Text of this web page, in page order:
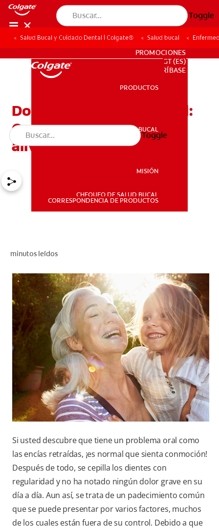
Toggle
SALUD BUCAL
PARA PROFESIONALES
PROMOCIONES
GT (ES)
SUSCRÍBASE
PARA PROFESIONALES
PROMOCIONES
GT (ES)
SUSCRÍBASE
PRODUCTOS
SALUD BUCAL
MISIÓN
CHEQUEO DE SALUD BUCAL
CORRESPONDENCIA DE PRODUCTOS
Toggle
Salud Bucal y Cuidado Dental | Colgate® Salud bucal
Dolor por injerto gingival:
Qué esperar y cómo
aliviarlo
minutos leídos
Si usted descubre que tiene un problema oral como
las encías retraídas, ¡es normal que sienta conmoción!
Después de todo, se cepilla los dientes con
regularidad y no ha notado ningún dolor grave en su
día a día. Aun así, se trata de un padecimiento común
que se puede presentar por varios factores, muchos
de los cuales están fuera de su control. Debido a que